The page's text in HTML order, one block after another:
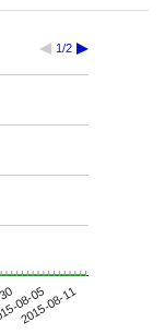
1/2
08-05
2015-08-11